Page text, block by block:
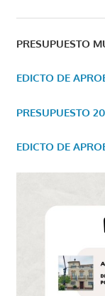
PRESUPUESTO
EDICTO DE
PRESUPUESTO
EDICTO DE